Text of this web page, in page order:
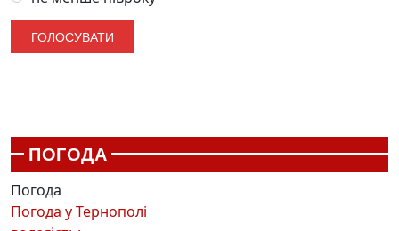
ПОГОДА
Погода
Погода уТернополі